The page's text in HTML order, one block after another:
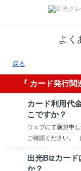
よく
戻る
『 カード発行
カード利用代
こですか？
ウェブにて新規申
ご確認ください。
出光Bizカード
か？